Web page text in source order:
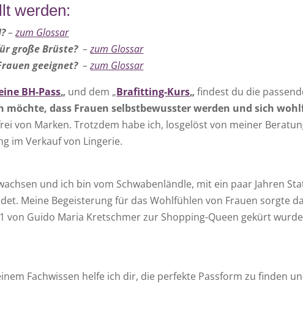
werden:
–zum Glossar
große Brüste?–zum Glossar
geeignet?–zum Glossar
BH-Pass„ und dem „Brafitting-Kurs„ findest du die
möchte, dass Frauen selbstbewusster werden und sich
von Marken. Trotzdem habe ich, losgelöst von meiner
im Verkauf von Lingerie.
und ich bin vom Schwabenländle, mit ein paar Jahren
Meine Begeisterung für das Wohlfühlen von Frauen sorgte
von Guido Maria Kretschmer zur Shopping-Queen gekürt
Fachwissen helfe ich dir, die perfekte Passform zu finden